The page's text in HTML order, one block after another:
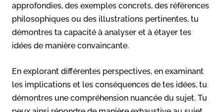
approfondies, des exemples concrets, des références
philosophiques ou des illustrations pertinentes, tu
démontres ta capacité à analyser et à étayer tes
idées de manière convaincante.
En explorant différentes perspectives, en examinant
les implications et les conséquences de tes idées, tu
démontres une compréhension nuancée du sujet. Tu